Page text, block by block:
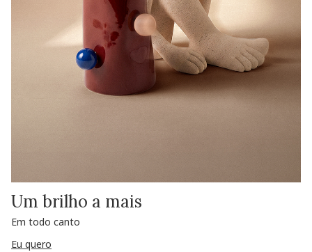
Um brilho a mais
Em todo canto
Eu quero